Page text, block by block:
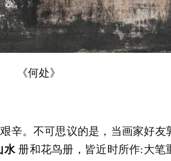
《何处》
辛。不可思议的是，当画家好
水册和花鸟册，皆近时所作:大笔